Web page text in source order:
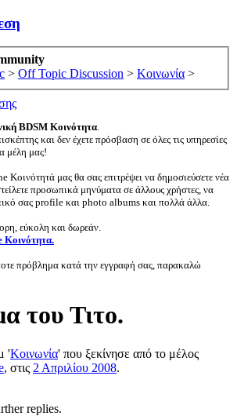
> Off Topic Discussion > Κοινωνία >
BDSM Κοινότητα.
και δεν έχετε πρόσβαση σε όλες τις υπηρεσίες
μέλη μας!
μας θα σας επιτρέψει να δημοσιεύσετε νέα
προσωπικά μηνύματα σε άλλους χρήστες, να
σας profile και photo albums και πολλά άλλα.
εύκολη και δωρεάν.
Κοινότητα.
πρόβλημα κατά την εγγραφή σας, παρακαλώ
του Τιτο.
'Κοινωνία' που ξεκίνησε από το μέλος
, στις 2 Απριλίου 2008.
replies.